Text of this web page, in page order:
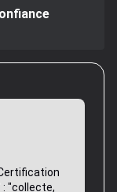
"collecte,